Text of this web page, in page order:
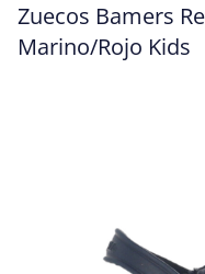
Zuecos Bamers
Marino/Rojo Kids